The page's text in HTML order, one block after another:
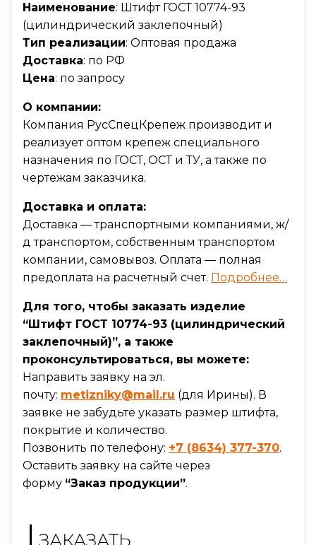
Наименование: Штифт ГОСТ 10774-93
(цилиндрический заклепочный)
Тип реализации: Оптовая продажа
Доставка: по РФ
Цена: по запросу
О компании:
Компания РусСпецКрепеж производит и
реализует оптом крепеж специального
назначения по ГОСТ, ОСТ и ТУ, а также по
чертежам заказчика.
Доставка и оплата:
Доставка — транспортными компаниями, ж/
д транспортом, собственным транспортом
компании, самовывоз. Оплата — полная
предоплата на расчетный счет. Подробнее…
Для того, чтобы заказать изделие
“Штифт ГОСТ 10774-93 (цилиндрический
заклепочный)”, а также
проконсультироваться, вы можете:
Направить заявку на эл.
почту: metizniky@mail.ru (для Ирины). В
заявке не забудьте указать размер штифта,
покрытие и количество.
Позвонить по телефону: +7 (8634) 377-370.
Оставить заявку на сайте через
форму “Заказ продукции”.
ЗАКАЗАТЬ